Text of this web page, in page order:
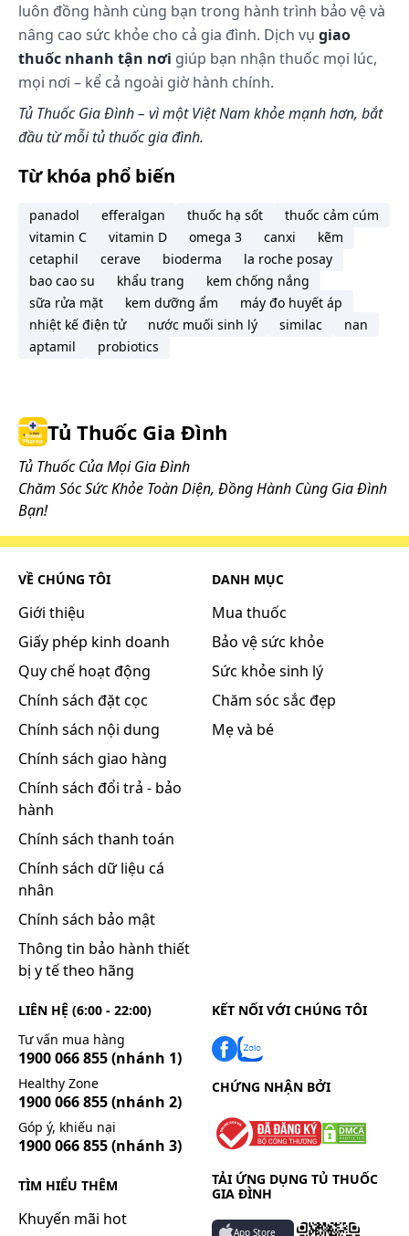
luôn đồng hành cùng bạn trong hành trình bảo vệ và
nâng cao sức khỏe cho cả gia đình. Dịch vụ giao
thuốc nhanh tận nơi giúp bạn nhận thuốc mọi lúc,
mọi nơi – kể cả ngoài giờ hành chính.
Tủ Thuốc Gia Đình – vì một Việt Nam khỏe mạnh hơn, bắt
đầu từ mỗi tủ thuốc gia đình.
Từ khóa phổ biến
panadol efferalgan thuốc hạ sốt
thuốc cảm cúm
vitamin C
vitamin D omega 3 canxi
kẽm
cetaphil
cerave bioderma
la roche posay
bao cao su
khẩu trang
kem chống nắng
sữa rửa mặt
kem dưỡng ẩm
máy đo huyết áp
nhiệt kế điện tử
nước muối sinh lý similac
nan
aptamil
probiotics
Tủ Thuốc Gia Đình
Tủ Thuốc Của Mọi Gia Đình
Chăm Sóc Sức Khỏe Toàn Diện, Đồng Hành Cùng Gia Đình
Bạn!
VỀ CHÚNG TÔI
Giới thiệu
Giấy phép kinh doanh
Quy chế hoạt động
Chính sách đặt cọc
Chính sách nội dung
Chính sách giao hàng
Chính sách đổi trả - bảo
hành
Chính sách thanh toán
Chính sách dữ liệu cá
nhân
Chính sách bảo mật
Thông tin bảo hành thiết
bị y tế theo hãng
DANH MỤC
Mua thuốc
Bảo vệ sức khỏe
Sức khỏe sinh lý
Chăm sóc sắc đẹp
Mẹ và bé
LIÊN HỆ (6:00 - 22:00)
Tư vấn mua hàng
1900 066 855(nhánh 1)
Healthy Zone
1900 066 855(nhánh 2)
Góp ý, khiếu nại
1900 066 855(nhánh 3)
TÌM HIỂU THÊM
Khuyến mãi hot
KẾT NỐI VỚI CHÚNG TÔI
CHỨNG NHẬN BỞI
TẢI ỨNG DỤNG TỦ THUỐC
GIA ĐÌNH
App Store